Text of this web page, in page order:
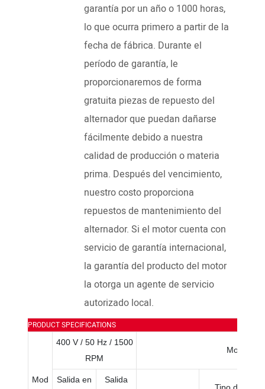
garantía por un año o 1000 horas,
lo que ocurra primero a partir de la
fecha de fábrica. Durante el
período de garantía, le
proporcionaremos de forma
gratuita piezas de repuesto del
alternador que puedan dañarse
fácilmente debido a nuestra
calidad de producción o materia
prima. Después del vencimiento,
nuestro costo proporciona
repuestos de mantenimiento del
alternador. Si el motor cuenta con
servicio de garantía internacional,
la garantía del producto del motor
la otorga un agente de servicio
autorizado local.
PRODUCT SPECIFICATIONS
Mod
400 V / 50 Hz / 1500
RPM
Motor
Salida en
Salida